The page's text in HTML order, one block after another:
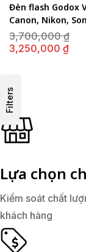
Filters
Đèn flash Godox
Canon, Nikon,
Fujifilm…..
3,700,000₫
3,250,000 ₫
Lựa chọn
Kiểm soát chất
khách hàng